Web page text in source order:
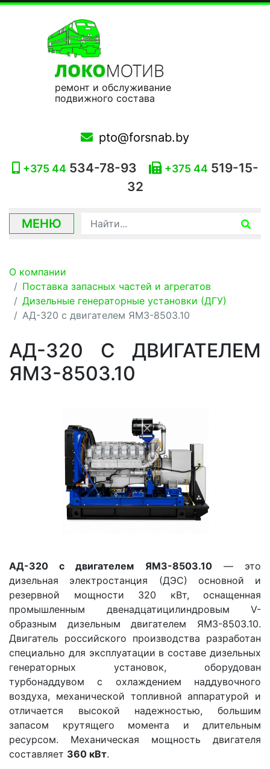
ремонт и обслуживание
подвижного состава
pto@forsnab.by
+375 44 534-78-93 +375 44 519-15-
32
МЕНЮ
О компании
Поставка запасных частей и агрегатов
Дизельные генераторные установки (ДГУ)
АД-320 с двигателем ЯМЗ-8503.10
АД-320 С ДВИГАТЕЛЕМ
ЯМЗ-8503.10
АД-320 с двигателем ЯМЗ-8503.10— это
дизельная электростанция (ДЭС) основной и
резервной мощности 320 кВт, оснащенная
промышленным двенадцатицилиндровым V-
образным дизельным двигателем ЯМЗ-8503.10.
Двигатель российского производства разработан
специально для эксплуатации в составе дизельных
генераторных установок, оборудован
турбонаддувом с охлаждением наддувочного
воздуха, механической топливной аппаратурой и
отличается высокой надежностью, большим
запасом крутящего момента и длительным
ресурсом. Механическая мощность двигателя
составляет 360 кВт.